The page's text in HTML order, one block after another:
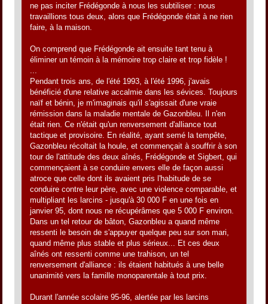
ne pas inciter Frédégonde à nous les subtiliser : nous
travaillions tous deux, alors que Frédégonde était à ne rien
faire, à la maison.
On comprend que Frédégonde ait ensuite tant tenu à
éliminer un témoin à la mémoire trop claire et trop fidèle !
Pendant trois ans, de l'été 1993, à l'été 1996, j'avais
bénéficié d'une relative accalmie dans les sévices. Toujours
naïf et bénin, je m'imaginais qu'il s'agissait d'une vraie
rémission dans la maladie mentale de Gazonbleu. Il n'en
était rien. Ce n'était qu'un renversement d'alliance tout
tactique et provisoire. En réalité, ayant semé la tempête,
Gazonbleu récoltait la houle, et commençait à souffrir à son
tour de l'attitude des deux aînés, Frédégonde et Sigbert, qui
commençaient à se conduire envers elle de façon aussi
atroce que celle dont ils avaient pris l'habitude de se
conduire contre leur père, avec une violence comparable, et
multipliant les larcins - jusqu'à 30 000 F en une fois en
janvier 95, dont nous ne récupérâmes que 5 000 F environ.
Dans un tel retour de bâton, Gazonbleu a quand même
ressenti le besoin de s'appuyer quelque peu sur son mari,
quand même plus stable et plus sérieux... Et ces deux
aînés ont ressenti comme une trahison, un tel
renversement d'alliance : ils étaient habitués à une belle
unanimité vers la famille monoparentale à tout prix.
Durant l'année scolaire 95-96, alertée par les larcins